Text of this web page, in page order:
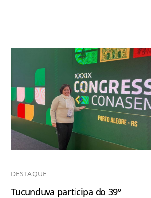
DESTAQUE
Tucunduva participa do 39º